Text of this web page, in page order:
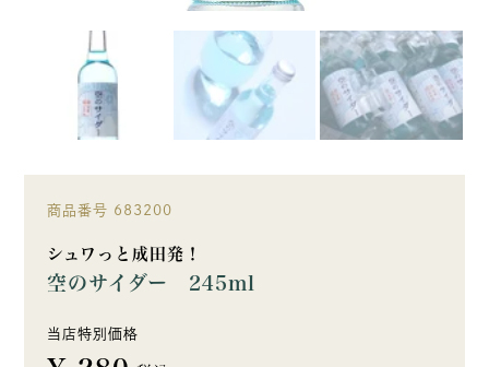
商品番号 683200
シュワっと成田発！
空のサイダー 245ml
当店特別価格